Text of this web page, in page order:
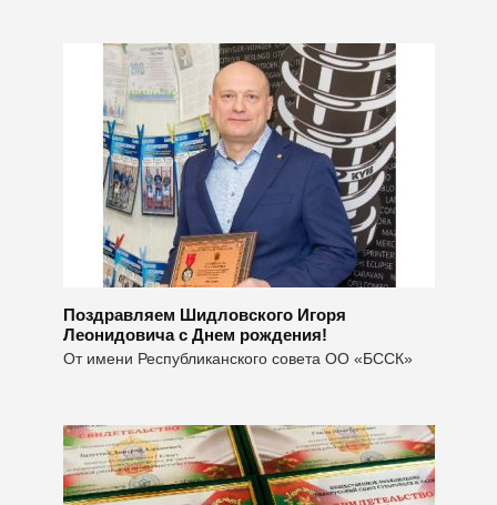
Поздравляем Шидловского Игоря
Леонидовича с Днем рождения!
От имени Республиканского совета ОО «БССК»